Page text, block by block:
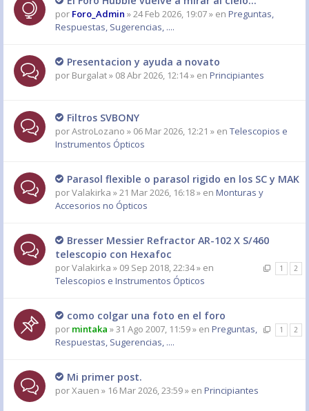
por Foro_Admin » 24 Feb 2026, 19:07 » en Preguntas,
Respuestas, Sugerencias, ....
Presentacion y ayuda a novato
por Burgalat» 08 Abr 2026, 12:14 » en Principiantes
Filtros SVBONY
porAstroLozano » 06 Mar 2026, 12:21 » en Telescopios e
Instrumentos Ópticos
Parasol flexible o parasol rigido en los SC y MAK
porValakirka » 21 Mar 2026, 16:18 » en Monturas y
Accesorios no Ópticos
Bresser Messier Refractor AR-102 X S/460
telescopio con Hexafoc
1 2
porValakirka » 09 Sep 2018, 22:34 » en
Telescopios e Instrumentos Ópticos
como colgar una foto en el foro
1 2
por mintaka » 31 Ago 2007, 11:59 » en Preguntas,
Respuestas, Sugerencias, ....
Mi primer post.
porXauen » 16 Mar 2026, 23:59 » en Principiantes